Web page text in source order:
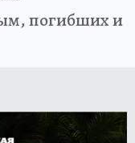
погибших и